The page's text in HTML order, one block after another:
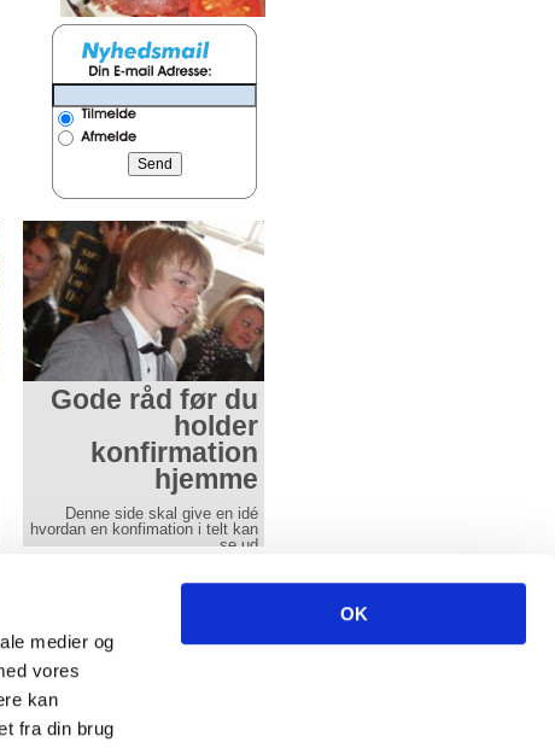
medier og
vores
kan
fra din brug
OK
Gode råd før du
holder
konfirmation
hjemme
Denne side skal give en idé
hvordan en konfimation i telt kan
se ud